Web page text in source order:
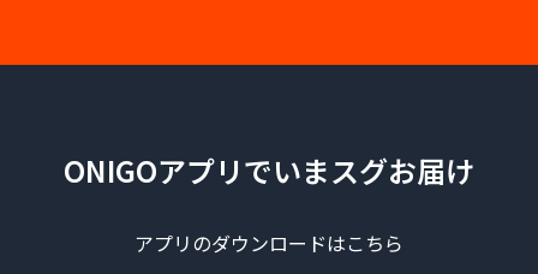
ONIGOアプリでいまスグお届け
アプリのダウンロードはこちら